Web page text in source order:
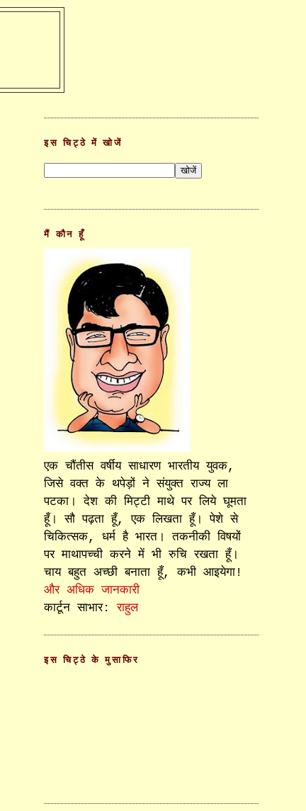
इस चिट्ठे में खोजें
मैं कौन हूँ
एक चौंतीस वर्षीय साधारण भारतीय युवक,
जिसे वक्त के थपेड़ों ने संयुक्त राज्य ला
पटका। देश की मिट्टी माथे पर लिये घूमता
हूँ। सौ पढ़ता हूँ, एक लिखता हूँ। पेशे से
चिकित्सक, धर्म है भारत। तकनीकी विषयों
पर माथापच्ची करने में भी रुचि रखता हूँ।
चाय बहुत अच्छी बनाता हूँ, कभी आइयेगा!
और अधिक जानकारी
कार्टून साभार:राहुल
इस चिट्ठे के मुसाफिर